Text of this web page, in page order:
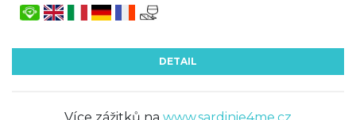
DETAIL